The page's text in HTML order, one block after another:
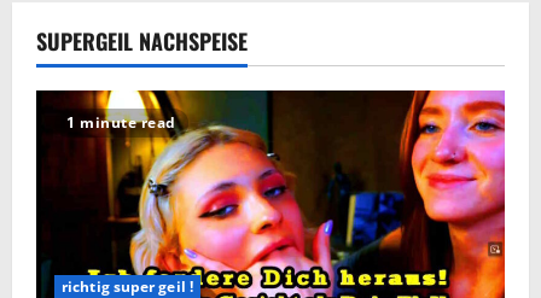
SUPERGEIL NACHSPEISE
1 minute read
richtig super geil !